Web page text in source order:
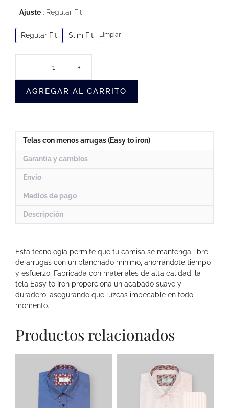
Ajuste Regular Fit
Regular Fit Slim Fit Limpiar
-
Sin
Arrugas
Blanca
cantidad
+
AGREGAR AL CARRITO
Telas con menos arrugas (Easy to iron)
Garantía y cambios
Envío
Medios de pago
Descripción
Esta tecnología permite que tu camisa se mantenga libre
de arrugas con un planchado mínimo, ahorrándote tiempo
y esfuerzo. Fabricada con materiales de alta calidad, la
tela Easy to Iron proporciona un acabado suave y
duradero, asegurando que luzcas impecable en todo
momento.
Productos relacionados